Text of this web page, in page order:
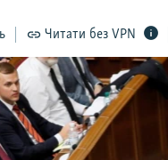
Читати без VPN